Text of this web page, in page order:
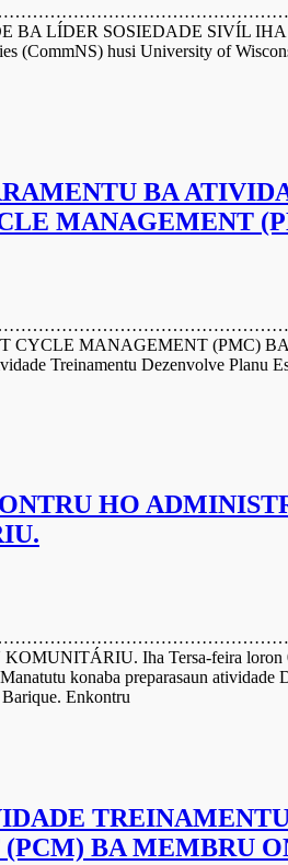
LÍDER SOSIEDADE SIVÍL IHA
(CommNS) husi University of
BA
MANAGEMENT
MANAGEMENT (PMC) BA
Treinamentu Dezenvolve
HO
Iha Tersa-feira loron
konaba preparasaun
Enkontru
BA MEMBRU